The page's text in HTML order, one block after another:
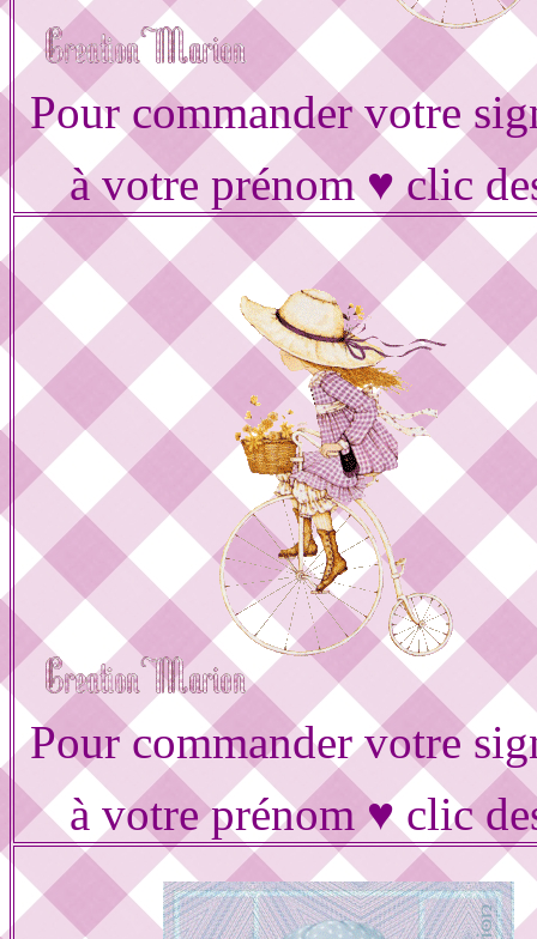
Pour commander votre
à votre prénom ♥ clic
Pour commander votre
à votre prénom ♥ clic